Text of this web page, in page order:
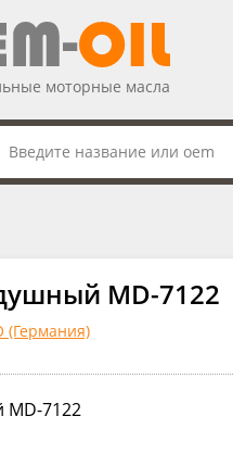
моторные масла
MD-7122
(Германия)
7122